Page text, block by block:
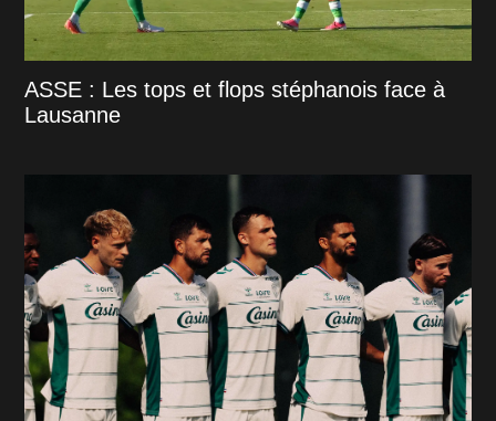
ASSE : Les tops et flops stéphanois face à
Lausanne